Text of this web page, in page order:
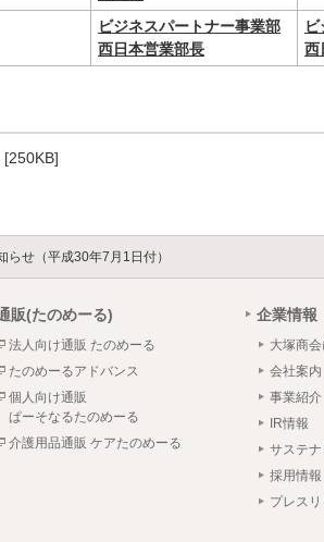
ビジネスパートナー事業部
西日本営業部長
西
[250KB]
せ（平成30年7月1日付）
販(たのめーる)
法人向け通販 たのめーる
たのめーるアドバンス
個人向け通販
ぱーそなるたのめーる
介護用品通販 ケアたのめーる
企業情報
大塚商
会社案内
事業紹介
IR情報
サステナ
採用情報
プレス